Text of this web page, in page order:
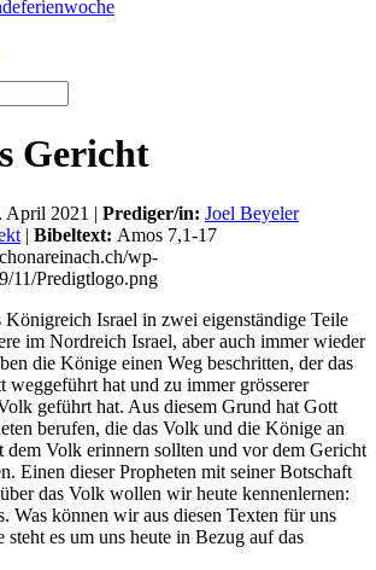
Gericht
April 2021 | Prediger/in: Joel Beyeler
| Bibeltext: Amos 7,1-17
Königreich Israel in zwei eigenständige Teile
im Nordreich Israel, aber auch immer wieder
die Könige einen Weg beschritten, der das
hat und zu immer grösserer
geführt hat. Aus diesem Grund hat Gott
berufen, die das Volk und die Könige an
dem Volk erinnern sollten und vor dem Gericht
Einen dieser Propheten mit seiner Botschaft
das Volk wollen wir heute kennenlernen:
Was können wir aus diesen Texten für uns
steht es um uns heute in Bezug auf das